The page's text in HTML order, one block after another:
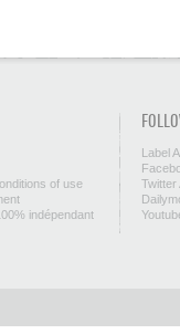
of use
indépendant
Label
Twitter